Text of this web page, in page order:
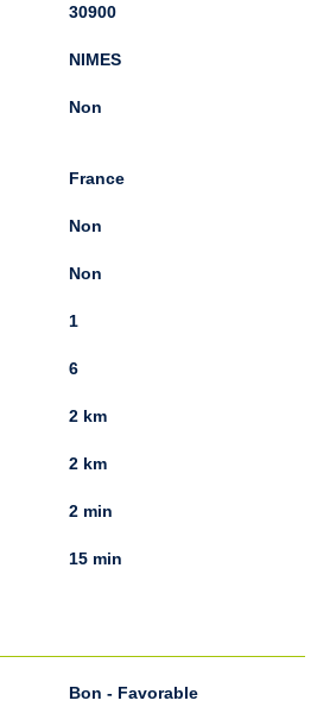
30900
NIMES
Non
France
Non
Non
1
6
2 km
2 km
2 min
15 min
Bon - Favorable